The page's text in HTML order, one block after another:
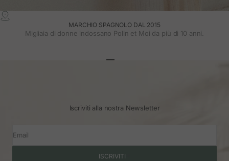
MARCHIO SPAGNOLO DAL 2015
Migliaia di donne indossano Polin et Moi da più di 10 anni.
Iscriviti alla nostra Newsletter
Email
ISCRIVITI